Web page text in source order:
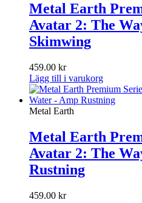
Metal Earth
Avatar 2: The
Skimwing
459.00 kr
Lägg till i varukorg
Metal Earth
Metal Earth
Avatar 2: The
Rustning
459.00 kr